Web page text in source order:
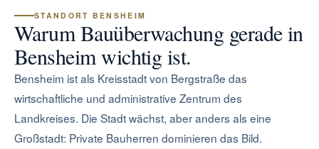
STANDORT BENSHEIM
Warum Bauüberwachung gerade in
Bensheim wichtig ist.
Bensheim ist als Kreisstadt von Bergstraße das
wirtschaftliche und administrative Zentrum des
Landkreises. Die Stadt wächst, aber anders als eine
Großstadt: Private Bauherren dominieren das Bild.